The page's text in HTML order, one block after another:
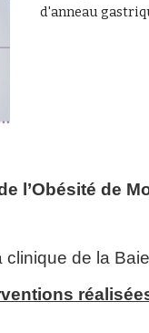
d'anneau
l’Obésité de
clinique de la